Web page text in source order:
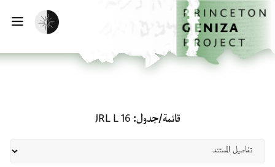
تخطي إلى المحتوى الرئيسي
الصفحة الرئيسية
تفعيل الوضع المظلم
قائمة/جدول JRL L 16